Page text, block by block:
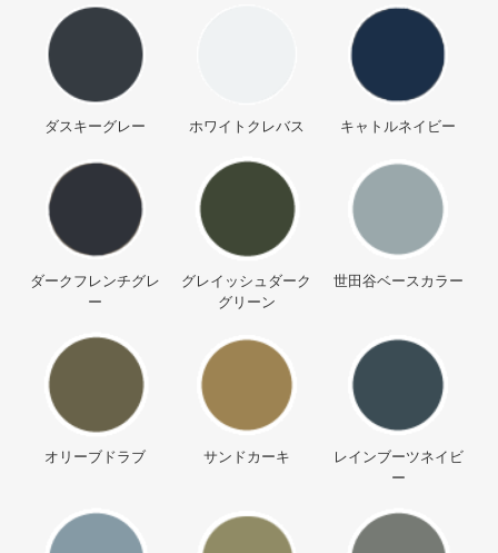
ダスキーグレー ホワイトクレバス キャトルネイビー
ダークフレンチグレ
ー
グレイッシュダーク
グリーン
世田谷ベースカラー
オリーブドラブ サンドカーキ
レインブーツネイビ
ー